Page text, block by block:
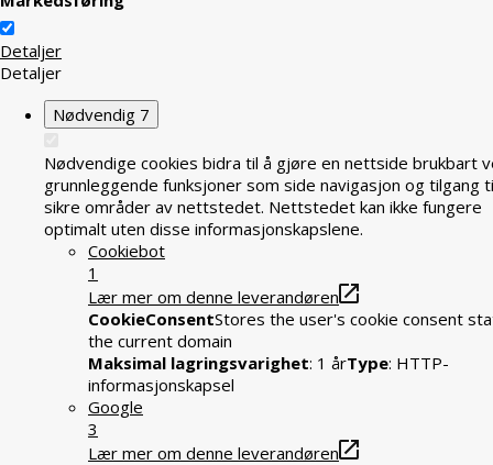
Detaljer
Detaljer
Nødvendig 7
Nødvendige cookies bidra til å gjøre en nettside brukbart
grunnleggende funksjoner som side navigasjon og tilgang
sikre områder av nettstedet. Nettstedet kan ikke fungere
optimalt uten disse informasjonskapslene.
Cookiebot
1
Lær mer om denne leverandøren
CookieConsentStores the user's cookie consent
the current domain
Maksimal lagringsvarighet: 1 årType: HTTP-
informasjonskapsel
Google
3
Lær mer om denne leverandøren